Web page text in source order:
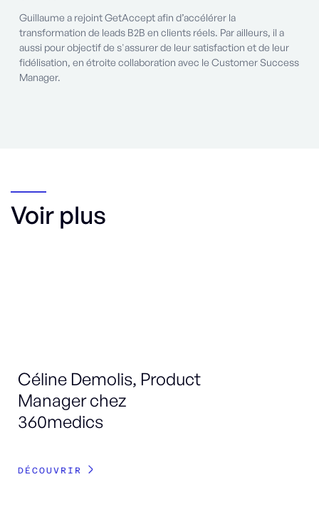
Guillaume a rejoint GetAccept afin d’accélérer la
transformation de leads B2B en clients réels. Par ailleurs, il a
aussi pour objectif de s'assurer de leur satisfaction et de leur
fidélisation, en étroite collaboration avec le Customer Success
Manager.
Voir plus
Céline Demolis, Product
Manager chez
360medics
DÉCOUVRIR